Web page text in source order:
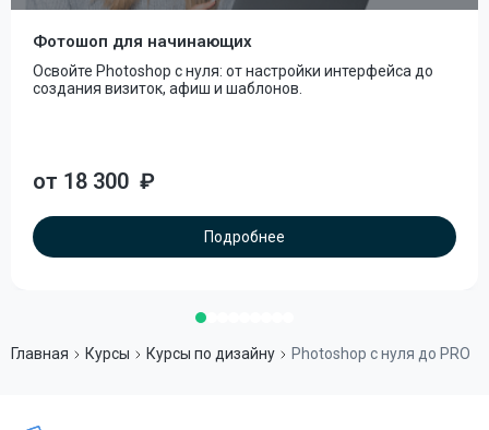
Фотошоп для начинающих
Освойте Photoshop с нуля: от настройки интерфейса до
создания визиток, афиш и шаблонов.
от 18 300 ₽
Подробнее
Главная Курсы Курсы по дизайну Photoshop с нуля до PRO